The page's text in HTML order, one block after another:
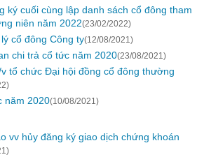
ký cuối cùng lập danh sách cổ đông tham
niên năm 2022(23/02/2022)
cổ đông Công ty(12/08/2021)
chi trả cổ tức năm 2020(23/08/2021)
tổ chức Đại hội đồng cổ đông thường
năm 2020(10/08/2021)
vv hủy đăng ký giao dịch chứng khoán